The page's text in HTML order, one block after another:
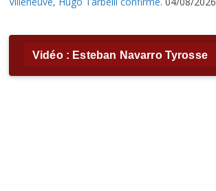
Vidéo : Esteban Navarro Tyrosse